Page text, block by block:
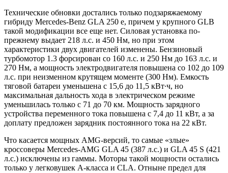
Технические обновки достались только подзаряжаемому
гибриду Mercedes-Benz GLA 250 e, причем у крупного GLB
такой модификации все еще нет. Силовая установка по-
прежнему выдает 218 л.с. и 450 Нм, но при этом
характеристики двух двигателей изменены. Бензиновый
турбомотор 1.3 форсирован со 160 л.с. и 250 Нм до 163 л.с. и
270 Нм, а мощность электродвигателя повышена со 102 до 109
л.с. при неизменном крутящем моменте (300 Нм). Емкость
тяговой батареи уменьшена с 15,6 до 11,5 кВт∙ч, но
максимальная дальность хода в электрическом режиме
уменьшилась только с 71 до 70 км. Мощность зарядного
устройства переменного тока повышена с 7,4 до 11 кВт, а за
доплату предложен зарядник постоянного тока на 22 кВт.
Что касается мощных AMG-версий, то самые «злые»
кроссоверы Mercedes-AMG GLA 45 (387 л.с.) и GLA 45 S (421
л.с.) исключены из гаммы. Моторы такой мощности остались
только у легковушек A-класса и CLA. Отныне предел для